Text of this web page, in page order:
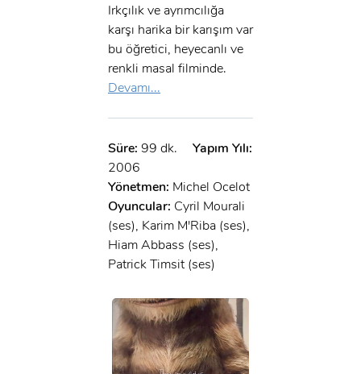
Irkçılık ve ayrımcılığa
karşı harika bir karışım var
bu öğretici, heyecanlı ve
renkli masal filminde.
Devamı...
Süre: 99 dk.
Yapım Yılı:
2006
Yönetmen: Michel Ocelot
Oyuncular: Cyril Mourali
(ses), Karim M'Riba (ses),
Hiam Abbass (ses),
Patrick Timsit (ses)